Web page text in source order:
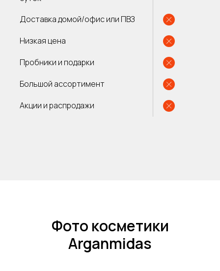
Доставка домой/офис или ПВЗ
Низкая цена
Пробники и подарки
Большой ассортимент
Акции и распродажи
Фото косметики
Arganmidas